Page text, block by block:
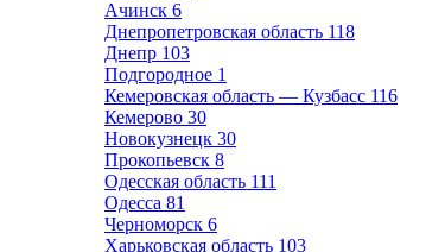
Ачинск 6
Днепропетровская область 118
Днепр 103
Подгородное 1
Кемеровская область — Кузбасс 116
Кемерово 30
Новокузнецк 30
Прокопьевск 8
Одесская область 111
Одесса 81
Черноморск 6
Харьковская область 103